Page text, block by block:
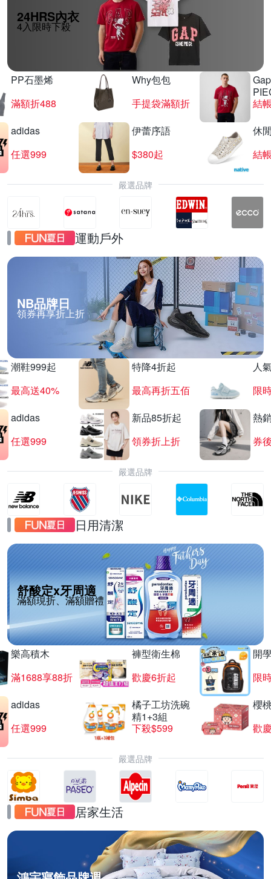
波特包★夜間限時加碼！滿$5200折$520
滿$5200折$520
24HRS內衣
4入限時下殺
PP石墨烯
滿額折488
Why包包
手提袋滿額折
結
adidas
任選999
伊蕾序語
$380起
休
結
嚴選品牌
運動戶外
NB品牌日
領券再享折上折
潮鞋999起
最高送40%
特降4折起
最高再折五佰
人
限
adidas
任選999
新品85折起
領券折上折
熱
券
嚴選品牌
日用清潔
舒酸定x牙周適
滿額現折、滿額贈禮
樂高積木
滿1688享88折
褲型衛生棉
歡慶6折起
開
限
adidas
任選999
橘子工坊洗碗
精1+3組
下殺$599
櫻
歡
嚴選品牌
居家生活